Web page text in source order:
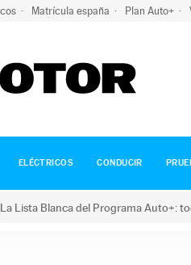
Matrícula españa Plan Auto+
ELÉCTRICOS CONDUCIR
La Lista Blanca del Programa Auto+: